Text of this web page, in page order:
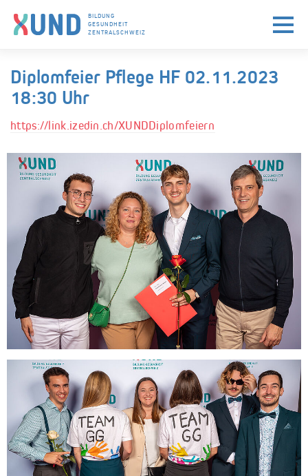
BILDUNG
GESUNDHEIT
ZENTRALSCHWEIZ
Diplomfeier Pflege HF 02.11.2023
18:30 Uhr
https://link.izedin.ch/XUNDDiplomfeiern